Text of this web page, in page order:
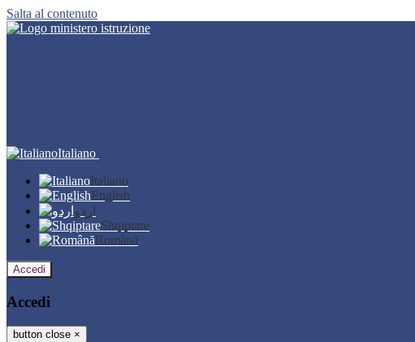
Salta al contenuto
Italiano
Italiano
English
اردو
Shqiptare
Română
Accedi
Accedi
button close ×